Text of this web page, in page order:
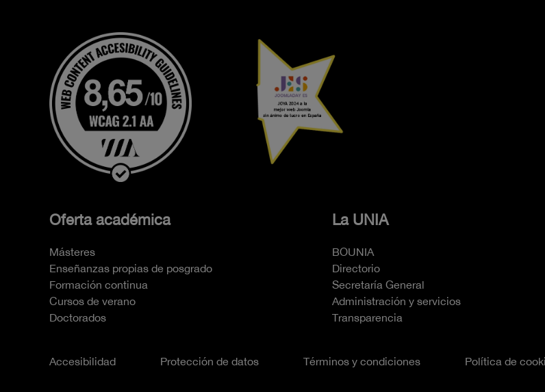
Oferta académica
Másteres
Enseñanzas propias de posgrado
Formación continua
Cursos de verano
Doctorados
La UNIA
BOUNIA
Directorio
Secretaría General
Administración y servicios
Transparencia
Accesibilidad Protección de datos Términos y condiciones Política de